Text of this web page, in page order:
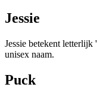
Jessie
Jessie betekent letterlijk
unisex naam.
Puck